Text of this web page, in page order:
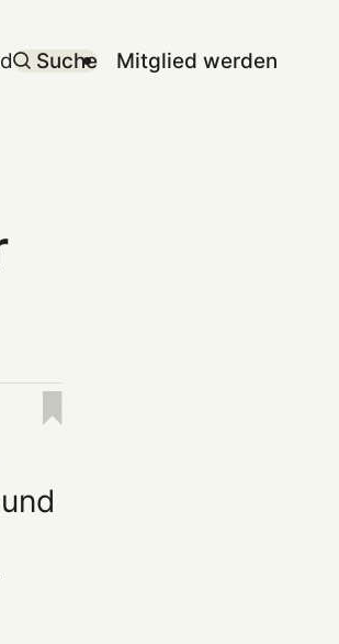
Suche Mitglied werden